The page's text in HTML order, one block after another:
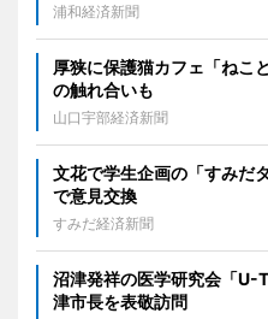
浦和経済新聞
厚狭に保護猫カフェ「ね
の触れ合いも
山口宇部経済新聞
文花で学生企画の「すみ
で意見交換
すみだ経済新聞
沼津発祥の医学研究会「
津市長を表敬訪問